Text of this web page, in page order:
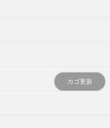
カゴ更新